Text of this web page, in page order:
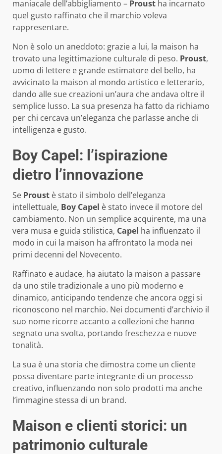
maniacale dell’abbigliamento – Proust ha incarnato
quel gusto raffinato che il marchio voleva
rappresentare.
Non è solo un aneddoto: grazie a lui, la maison ha
trovato una legittimazione culturale di peso. Proust,
uomo di lettere e grande estimatore del bello, ha
avvicinato la maison al mondo artistico e letterario,
dando alle sue creazioni un’aura che andava oltre il
semplice lusso. La sua presenza ha fatto da richiamo
per chi cercava un’eleganza che parlasse anche di
intelligenza e gusto.
Boy Capel: l’ispirazione
dietro l’innovazione
Se Proust è stato il simbolo dell’eleganza
intellettuale, Boy Capel è stato invece il motore del
cambiamento. Non un semplice acquirente, ma una
vera musa e guida stilistica, Capel ha influenzato il
modo in cui la maison ha affrontato la moda nei
primi decenni del Novecento.
Raffinato e audace, ha aiutato la maison a passare
da uno stile tradizionale a uno più moderno e
dinamico, anticipando tendenze che ancora oggi si
riconoscono nel marchio. Nei documenti d’archivio il
suo nome ricorre accanto a collezioni che hanno
segnato una svolta, portando freschezza e nuove
tonalità.
La sua è una storia che dimostra come un cliente
possa diventare parte integrante di un processo
creativo, influenzando non solo prodotti ma anche
l’immagine stessa di un brand.
Maison e clienti storici: un
patrimonio culturale